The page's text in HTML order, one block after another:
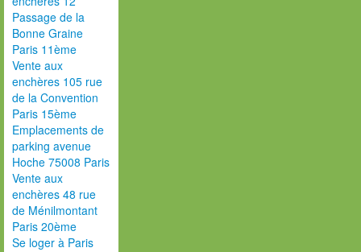
Passage de la
Bonne Graine
Paris 11ème
Vente aux
enchères 105 rue
de la Convention
Paris 15ème
Emplacements de
parking avenue
Hoche 75008 Paris
Vente aux
enchères 48 rue
de Ménilmontant
Paris 20ème
Se loger à Paris